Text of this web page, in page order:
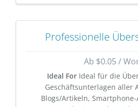
Professionelle
Ab $0.05 /
Ideal ForIdeal für die
Geschäftsunterlagen aller
Blogs/Artikeln,